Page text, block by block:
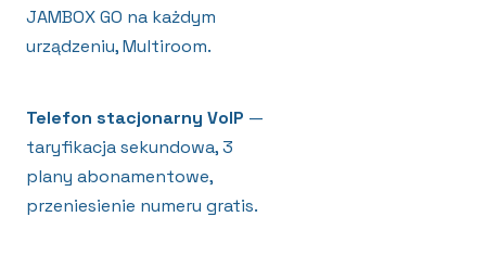
JAMBOX GO na każdym
urządzeniu, Multiroom.
Telefon stacjonarny VoIP —
taryfikacja sekundowa, 3
plany abonamentowe,
przeniesienie numeru gratis.